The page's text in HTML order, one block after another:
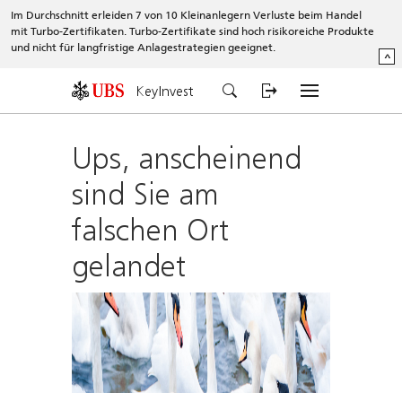
Im Durchschnitt erleiden 7 von 10 Kleinanlegern Verluste beim Handel
mit Turbo-Zertifikaten. Turbo-Zertifikate sind hoch risikoreiche Produkte
und nicht für langfristige Anlagestrategien geeignet.
^
KeyInvest
Ups, anscheinend
sind Sie am
falschen Ort
gelandet